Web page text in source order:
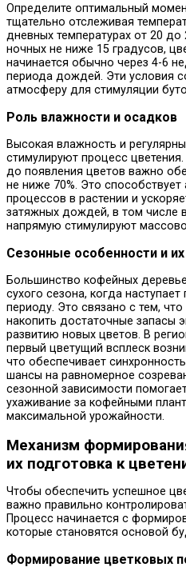
Определите оптимальный
тщательно отслеживая
дневных температурах от 20 до
ночных не ниже 15 градусов,
начинается обычно через 4-6
периода дождей. Эти условия
атмосферу для стимуляции
Роль влажности и осадков
Высокая влажность и
стимулируют процесс
до появления цветов важно
не ниже 70%. Это
процессов в растении и
затяжных дождей, в том числе
напрямую стимулируют
Сезонные особенности и их
Большинство кофейных
сухого сезона, когда
периоду. Это связано с тем,
накопить достаточные запасы
развитию новых цветов. В
первый цветущий всплеск
что обеспечивает
шансы на равномерное
сезонной зависимости
ухаживание за кофейными
максимальной урожайности.
Механизм
их подготовка к
Чтобы обеспечить успешное
важно правильно
Процесс начинается с
которые становятся основой
Формирование цветковых